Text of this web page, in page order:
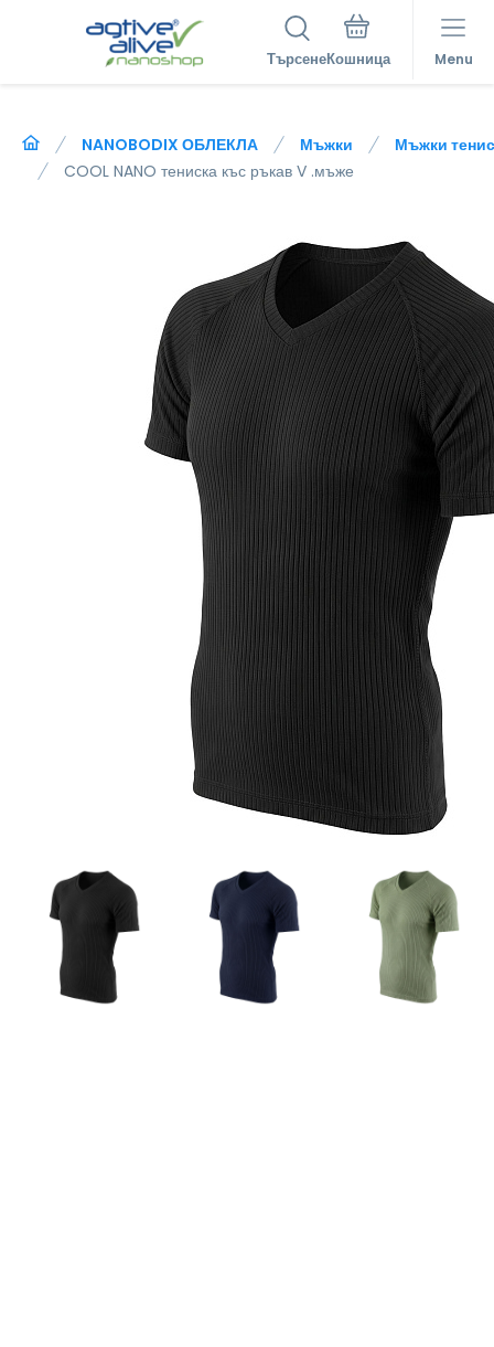
Търсене Menu
NANOBODIX ОБЛЕКЛА Мъжки
Мъжки
COOL NANO тениска къс ръкав V .мъже